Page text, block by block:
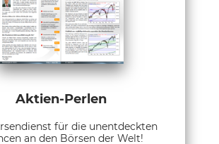
Aktien-Perlen
für die unentdeckten
an den Börsen der Welt!